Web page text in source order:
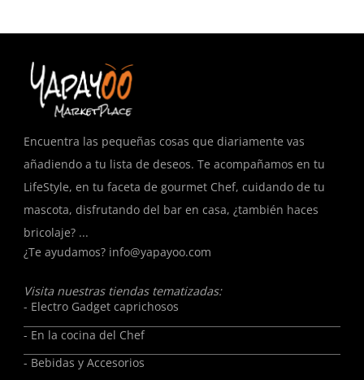
Encuentra las pequeñas cosas que diariamente vas
añadiendo a tu lista de deseos. Te acompañamos en tu
LifeStyle, en tu faceta de gourmet Chef, cuidando de tu
mascota, disfrutando del bar en casa, ¿también haces
bricolaje? ...
¿Te ayudamos? info@yapayoo.com
Visita nuestras tiendas tematizadas:
- Electro Gadget caprichosos
- En la cocina del Chef
- Bebidas y Accesorios